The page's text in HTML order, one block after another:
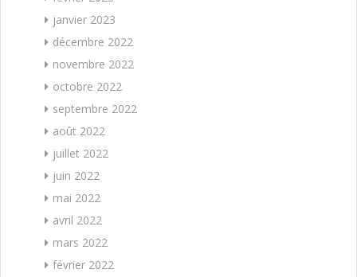
janvier 2023
décembre 2022
novembre 2022
octobre 2022
septembre 2022
août 2022
juillet 2022
juin 2022
mai 2022
avril 2022
mars 2022
février 2022